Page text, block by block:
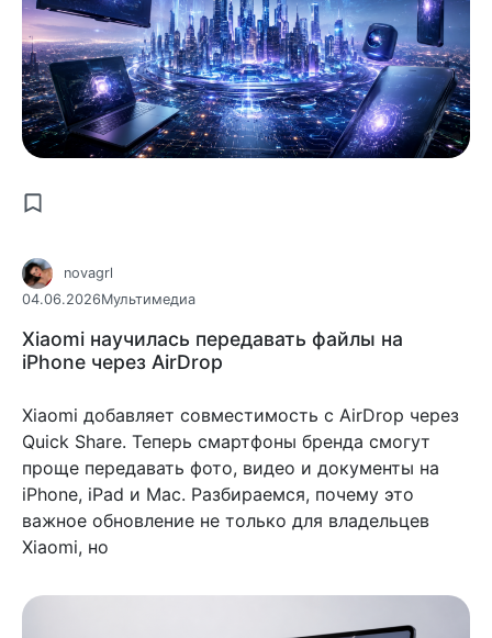
novagrl
04.06.2026Мультимедиа
Xiaomi научилась передавать файлы на
iPhone через AirDrop
Xiaomi добавляет совместимость с AirDrop через
Quick Share. Теперь смартфоны бренда смогут
проще передавать фото, видео и документы на
iPhone, iPad и Mac. Разбираемся, почему это
важное обновление не только для владельцев
Xiaomi, но